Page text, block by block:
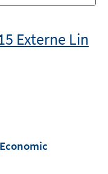
Externe Lin